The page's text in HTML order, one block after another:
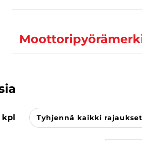
kpl Tyhjennä kaikki rajaukset